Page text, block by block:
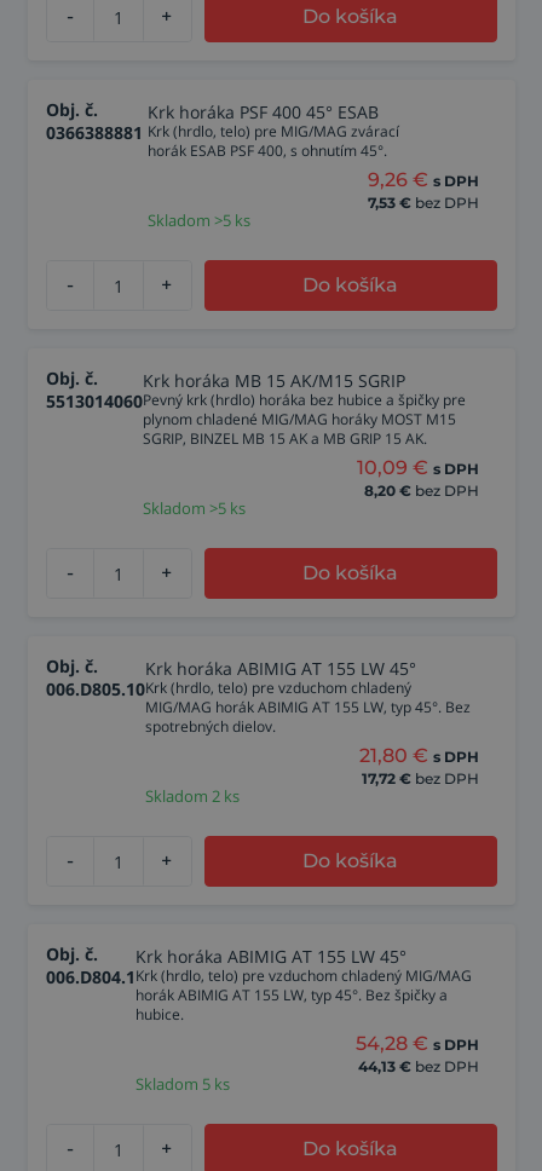
- + Do košíka
Obj. č.
0366388881
Krk horáka PSF 400 45° ESAB
Krk (hrdlo, telo) pre MIG/MAG zvárací
horák ESAB PSF 400, s ohnutím 45°.
9,26 € s DPH
7,53 € bez DPH
Skladom >5 ks
- + Do košíka
Obj. č.
5513014060
Krk horáka MB 15 AK/M15 SGRIP
Pevný krk (hrdlo) horáka bez hubice a špičky pre
plynom chladené MIG/MAG horáky MOST M15
SGRIP, BINZEL MB 15 AK a MB GRIP 15 AK.
10,09 € s DPH
8,20 € bez DPH
Skladom >5 ks
- + Do košíka
Obj. č.
006.D805.10
Krk horáka ABIMIG AT 155 LW 45°
Krk (hrdlo, telo) pre vzduchom chladený
MIG/MAG horák ABIMIG AT 155 LW, typ 45°. Bez
spotrebných dielov.
21,80 € s DPH
17,72 € bez DPH
Skladom 2 ks
- + Do košíka
Obj. č.
006.D804.1
Krk horáka ABIMIG AT 155 LW 45°
Krk (hrdlo, telo) pre vzduchom chladený MIG/MAG
horák ABIMIG AT 155 LW, typ 45°. Bez špičky a
hubice.
54,28 € s DPH
44,13 € bez DPH
Skladom 5 ks
- + Do košíka